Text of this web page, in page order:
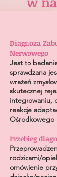
Diagnoza
Nerwowego
Jest to
sprawdzana
wrażeń
skutecznej
integrowaniu,
reakcje
Ośrodkowego
Przebieg
rodzicami/
omówienie